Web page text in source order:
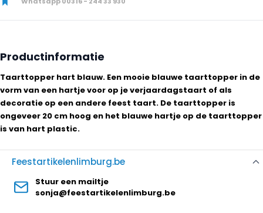
Productinformatie
Taarttopper hart blauw. Een mooie blauwe taarttopper in de
vorm van een hartje voor op je verjaardagstaart of als
decoratie op een andere feest taart. De taarttopper is
ongeveer 20 cm hoog en het blauwe hartje op de taarttopper
is van hart plastic.
Feestartikelenlimburg.be
Stuur een mailtje
sonja@feestartikelenlimburg.be